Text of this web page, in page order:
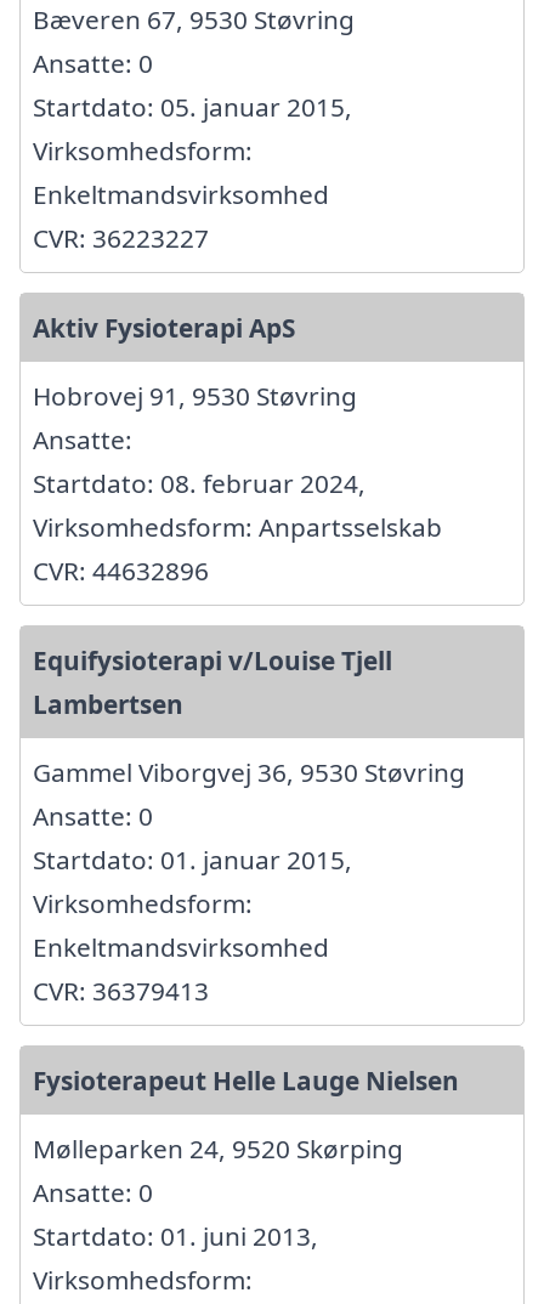
Bæveren 67, 9530 Støvring
Ansatte: 0
Startdato: 05. januar 2015,
Virksomhedsform:
Enkeltmandsvirksomhed
CVR: 36223227
Aktiv Fysioterapi ApS
Hobrovej 91, 9530 Støvring
Ansatte:
Startdato: 08. februar 2024,
Virksomhedsform: Anpartsselskab
CVR: 44632896
Equifysioterapi v/Louise Tjell
Lambertsen
Gammel Viborgvej 36, 9530 Støvring
Ansatte: 0
Startdato: 01. januar 2015,
Virksomhedsform:
Enkeltmandsvirksomhed
CVR: 36379413
Fysioterapeut Helle Lauge Nielsen
Mølleparken 24, 9520 Skørping
Ansatte: 0
Startdato: 01. juni 2013,
Virksomhedsform: